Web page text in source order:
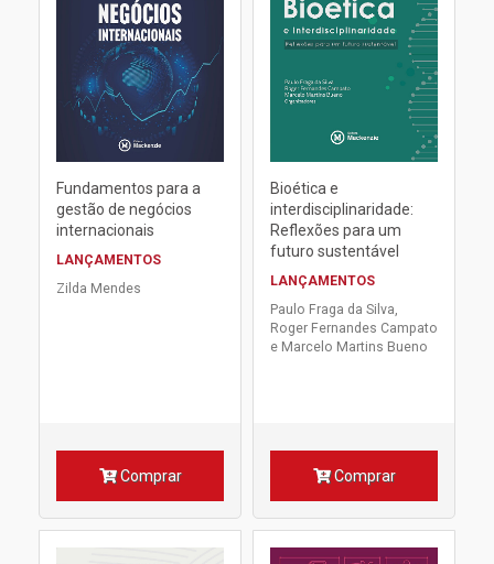
Fundamentos para a
gestão de negócios
internacionais
LANÇAMENTOS
Zilda Mendes
Comprar
Bioética e
interdisciplinaridade:
Reflexões para um
futuro sustentável
LANÇAMENTOS
Paulo Fraga da Silva,
Roger Fernandes Campato
e Marcelo Martins Bueno
Comprar